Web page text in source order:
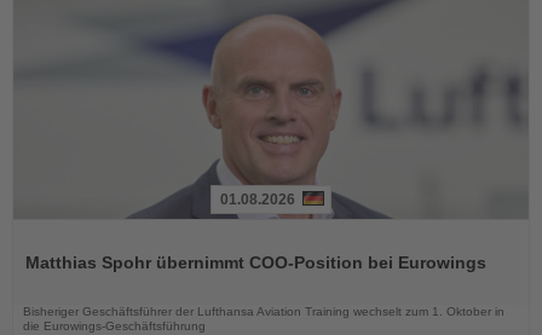
die
01.08.2026
Matthias Spohr übernimmt COO-Position bei Eurowings
Bisheriger Geschäftsführer der Lufthansa Aviation Training wechselt zum 1. Oktober in
die Eurowings-Geschäftsführung